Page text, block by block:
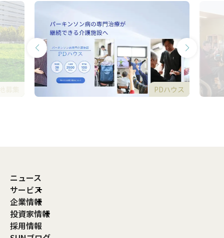
PDハウス
ニュース
サービス
企業情報
投資家情報
採用情報